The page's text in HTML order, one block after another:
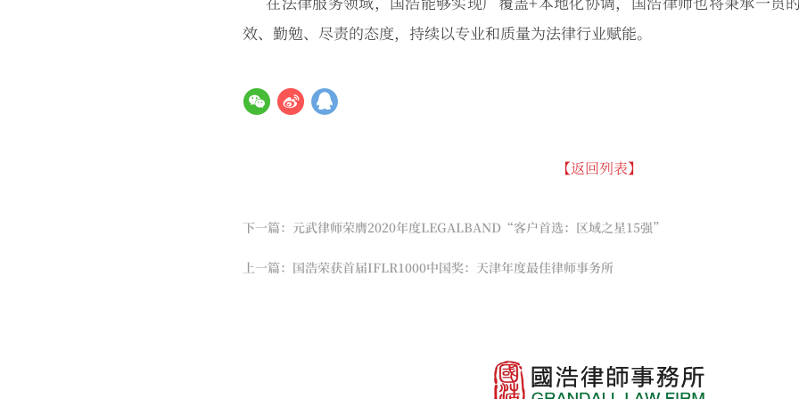
效、勤勉、尽责的态度，持续以专业和质量为法律行业赋能。
【返回列表】
下一篇：元武律师荣膺2020年度LEGALBAND“客户首选：区域之星15强”
上一篇：国浩荣获首届IFLR1000中国奖：天津年度最佳律师事务所